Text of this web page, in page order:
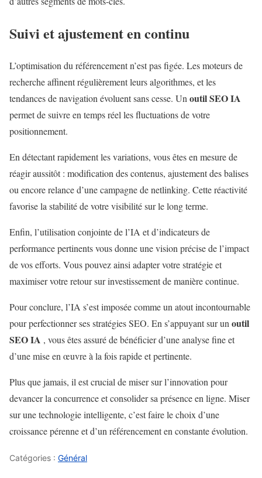
Suivi et ajustement en continu
L’optimisation du référencement n’est pas figée. Les moteurs de
recherche affinent régulièrement leurs algorithmes, et les
tendances de navigation évoluent sans cesse. Un outil SEO IA
permet de suivre en temps réel les fluctuations de votre
positionnement.
En détectant rapidement les variations, vous êtes en mesure de
réagir aussitôt : modification des contenus, ajustement des balises
ou encore relance d’une campagne de netlinking. Cette réactivité
favorise la stabilité de votre visibilité sur le long terme.
Enfin, l’utilisation conjointe de l’IA et d’indicateurs de
performance pertinents vous donne une vision précise de l’impact
de vos efforts. Vous pouvez ainsi adapter votre stratégie et
maximiser votre retour sur investissement de manière continue.
Pour conclure, l’IA s’est imposée comme un atout incontournable
pour perfectionner ses stratégies SEO. En s’appuyant sur un outil
SEO IA , vous êtes assuré de bénéficier d’une analyse fine et
d’une mise en œuvre à la fois rapide et pertinente.
Plus que jamais, il est crucial de miser sur l’innovation pour
devancer la concurrence et consolider sa présence en ligne. Miser
sur une technologie intelligente, c’est faire le choix d’une
croissance pérenne et d’un référencement en constante évolution.
Catégories : Général